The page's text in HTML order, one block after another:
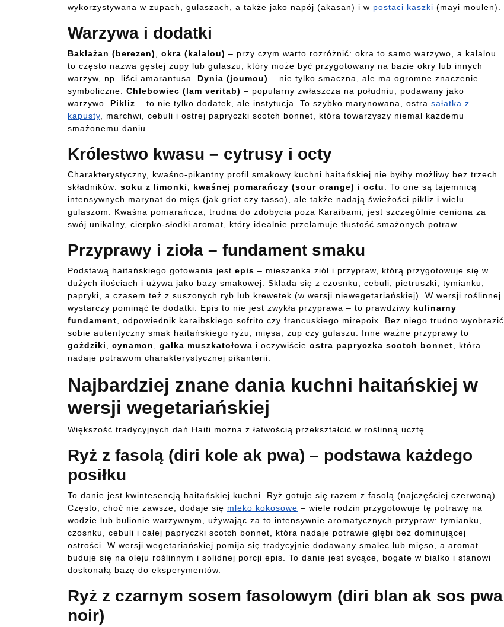
wykorzystywana w zupach, gulaszach, a także jako napój (akasan) i w postaci kaszki (mayi moulen).
Warzywa i dodatki
Bakłażan (berezen) okra (kalalou) – przy czym warto rozróżnić: okra to samo warzywo, a kalalou
to często nazwa gęstej zupy lub gulaszu, który może być przygotowany na bazie okry lub innych
warzyw, np. liści amarantusa. Dynia (joumou) – nie tylko smaczna, ale ma ogromne znaczenie
symboliczne. Chlebowiec (lam veritab) – popularny zwłaszcza na południu, podawany jako
warzywo. Pikliz – to nie tylko dodatek, ale instytucja. To szybko marynowana, ostra sałatka z
kapusty , marchwi, cebuli i ostrej papryczki scotch bonnet, która towarzyszy niemal każdemu
smażonemu daniu.
Królestwo kwasu – cytrusy i octy
Charakterystyczny, kwaśno-pikantny profil smakowy kuchni haitańskiej nie byłby możliwy bez trzech
składników: soku z limonki, kwaśnej pomarańczy (sour orange) i octu
. To one są tajemnicą
intensywnych marynat do mięs (jak griot czy tasso), ale także nadają świeżości pikliz i wielu
gulaszom. Kwaśna pomarańcza, trudna do zdobycia poza Karaibami, jest szczególnie ceniona za
swój unikalny, cierpko-słodki aromat, który idealnie przełamuje tłustość smażonych potraw.
Przyprawy i zioła – fundament smaku
Podstawą haitańskiego gotowania jest epis – mieszanka ziół i przypraw, którą przygotowuje się w
dużych ilościach i używa jako bazy smakowej. Składa się z czosnku, cebuli, pietruszki, tymianku,
papryki, a czasem też z suszonych ryb lub krewetek (w wersji niewegetariańskiej). W wersji roślinnej
wystarczy pominąć te dodatki. Epis to nie jest zwykła przyprawa – to prawdziwy kulinarny
fundament , odpowiednik karaibskiego sofrito czy francuskiego mirepoix. Bez niego trudno wyobrazić
sobie autentyczny smak haitańskiego ryżu, mięsa, zup czy gulaszu. Inne ważne przyprawy to
goździki
cynamon gałka muszkatołowa i oczywiście ostra papryczka scotch bonnet , która
nadaje potrawom charakterystycznej pikanterii.
Najbardziej znane dania kuchni haitańskiej w
wersji wegetariańskiej
Większość tradycyjnych dań Haiti można z łatwością przekształcić w roślinną ucztę.
Ryż z fasolą (diri kole ak pwa) – podstawa każdego
posiłku
To danie jest kwintesencją haitańskiej kuchni. Ryż gotuje się razem z fasolą (najczęściej czerwoną).
Często, choć nie zawsze, dodaje się mleko kokosowe – wiele rodzin przygotowuje tę potrawę na
wodzie lub bulionie warzywnym, używając za to intensywnie aromatycznych przypraw: tymianku,
czosnku, cebuli i całej papryczki scotch bonnet, która nadaje potrawie głębi bez dominującej
ostrości. W wersji wegetariańskiej pomija się tradycyjnie dodawany smalec lub mięso, a aromat
buduje się na oleju roślinnym i solidnej porcji epis. To danie jest sycące, bogate w białko i stanowi
doskonałą bazę do eksperymentów.
Ryż z czarnym sosem fasolowym (diri blan ak sos pwa
noir)